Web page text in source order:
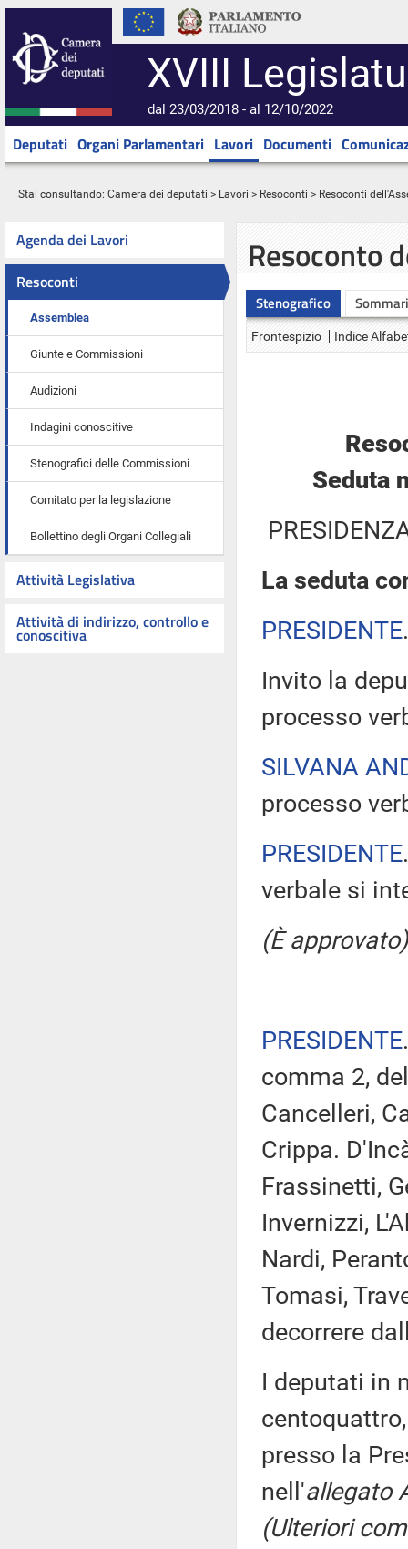
XVIII
dal 23/03/2018 - al 12/10/2022
Deputati Organi Parlamentari Lavori Documenti
Stai consultando: Camera dei deputati > Lavori > Resoconti > Resoconti
Agenda dei Lavori
Resoconti
Assemblea
Giunte e Commissioni
Audizioni
Indagini conoscitive
Stenografici delle Commissioni
Comitato per la legislazione
Bollettino degli Organi Collegiali
Attività Legislativa
Attività di indirizzo, controllo e
conoscitiva
Resoconto
Stenografico
Frontespizio Indice
Seduta
La seduta
PRESIDENTE
Invito la
processo
SILVANA
processo
PRESIDENTE
verbale si
(È approvato)
PRESIDENTE
comma 2,
Cancelleri,
Crippa.
Frassinetti,
Invernizzi,
Nardi,
Tomasi,
decorrere
I deputati in
presso la
nell'allegato
(Ulteriori